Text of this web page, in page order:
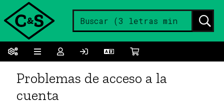
Problemas de acceso a la
cuenta